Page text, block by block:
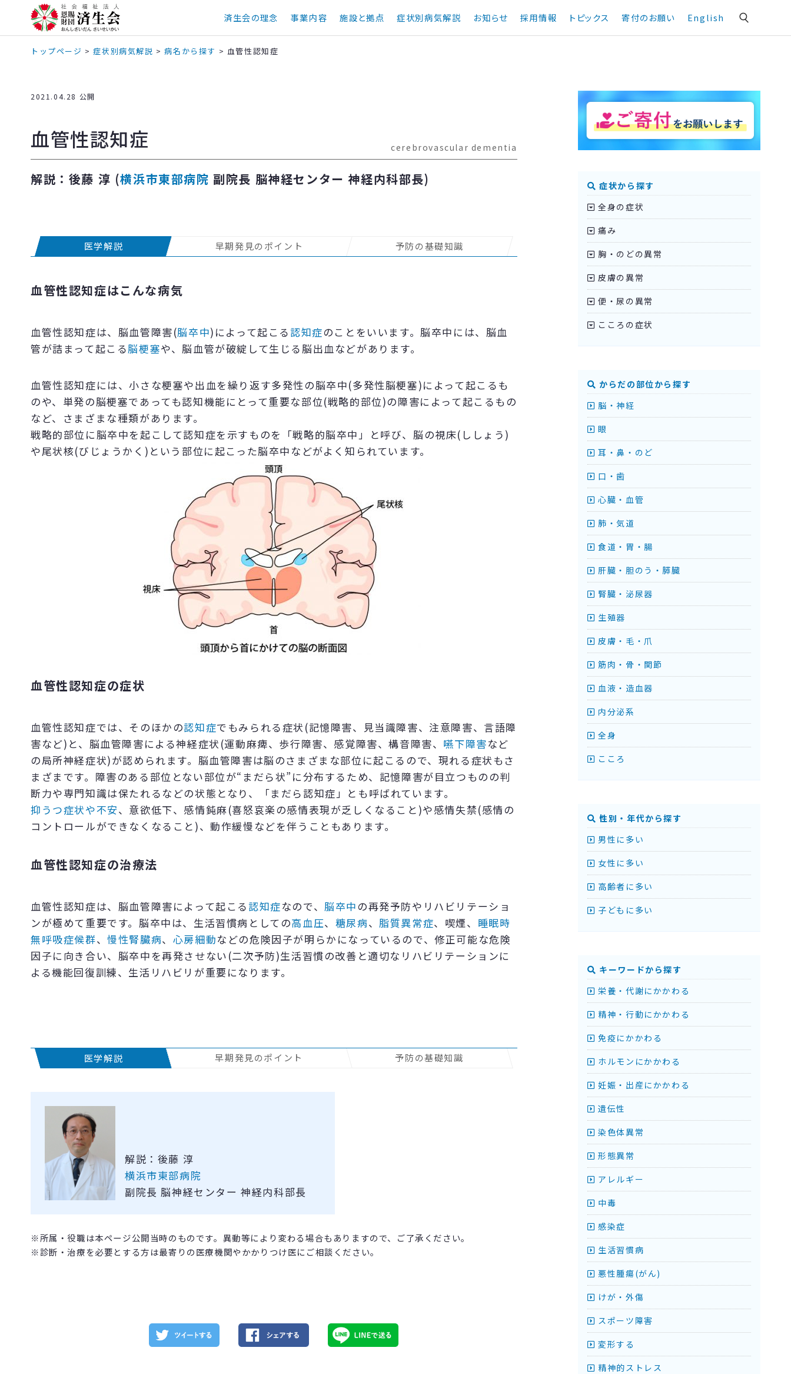
済生会の理念 事業内容 施設と拠点 症状別病気解説 お知らせ 採用情報 トピックス 寄付のお願い English
トップページ >症状別病気解説 >病名から探す > 血管性認知症
2021.04.28 公開
血管性認知症 cerebrovascular dementia
解説：後藤 淳 (横浜市東部病院 副院長 脳神経センター 神経内科部長)
医学解説 早期発見のポイント 予防の基礎知識
血管性認知症はこんな病気
血管性認知症は、脳血管障害(脳卒中)によって起こる認知症のことをいいます。脳卒中には、脳血
管が詰まって起こる脳梗塞や、脳血管が破綻して生じる脳出血などがあります。
血管性認知症には、小さな梗塞や出血を繰り返す多発性の脳卒中(多発性脳梗塞)によって起こるも
のや、単発の脳梗塞であっても認知機能にとって重要な部位(戦略的部位)の障害によって起こるもの
など、さまざまな種類があります。
戦略的部位に脳卒中を起こして認知症を示すものを「戦略的脳卒中」と呼び、脳の視床(ししょう)
や尾状核(びじょうかく)という部位に起こった脳卒中などがよく知られています。
血管性認知症の症状
血管性認知症では、そのほかの認知症でもみられる症状(記憶障害、見当識障害、注意障害、言語障
害など)と、脳血管障害による神経症状(運動麻痺、歩行障害、感覚障害、構音障害、 嚥下障害など
の局所神経症状)が認められます。脳血管障害は脳のさまざまな部位に起こるので、現れる症状もさ
まざまです。障害のある部位とない部位が“まだら状”に分布するため、記憶障害が目立つものの判
断力や専門知識は保たれるなどの状態となり、「まだら認知症」とも呼ばれています。
抑うつ症状や不安、意欲低下、感情鈍麻(喜怒哀楽の感情表現が乏しくなること)や感情失禁(感情の
コントロールができなくなること)、動作緩慢などを伴うこともあります。
血管性認知症の治療法
血管性認知症は、脳血管障害によって起こる認知症なので、脳卒中の再発予防やリハビリテーショ
ンが極めて重要です。脳卒中は、生活習慣病としての高血圧、 糖尿病、脂質異常症、喫煙、 睡眠時
無呼吸症候群、慢性腎臓病、 心房細動などの危険因子が明らかになっているので、修正可能な危険
因子に向き合い、脳卒中を再発させない(二次予防)生活習慣の改善と適切なリハビリテーションに
よる機能回復訓練、生活リハビリが重要になります。
医学解説 早期発見のポイント 予防の基礎知識
解説：後藤 淳
横浜市東部病院
副院長 脳神経センター 神経内科部長
※所属・役職は本ページ公開当時のものです。異動等により変わる場合もありますので、ご了承ください。
※診断・治療を必要とする方は最寄りの医療機関やかかりつけ医にご相談ください。
症状から探す
全身の症状
痛み
胸・のどの異常
皮膚の異常
便・尿の異常
こころの症状
からだの部位から探す
脳・神経
眼
耳・鼻・のど
口・歯
心臓・血管
肺・気道
食道・胃・腸
肝臓・胆のう・膵臓
腎臓・泌尿器
生殖器
皮膚・毛・爪
筋肉・骨・関節
血液・造血器
内分泌系
全身
こころ
性別・年代から探す
男性に多い
女性に多い
高齢者に多い
子どもに多い
キーワードから探す
栄養・代謝にかかわる
精神・行動にかかわる
免疫にかかわる
ホルモンにかかわる
妊娠・出産にかかわる
遺伝性
染色体異常
形態異常
アレルギー
中毒
感染症
生活習慣病
悪性腫瘍(がん)
けが・外傷
スポーツ障害
変形する
精神的ストレス